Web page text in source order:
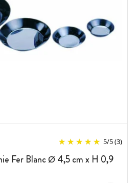
5/5(3)
Fer Blanc Ø 4,5 cm x H 0,9